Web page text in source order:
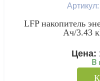
LFP накопитель
Ач/3.43
Цена:
В